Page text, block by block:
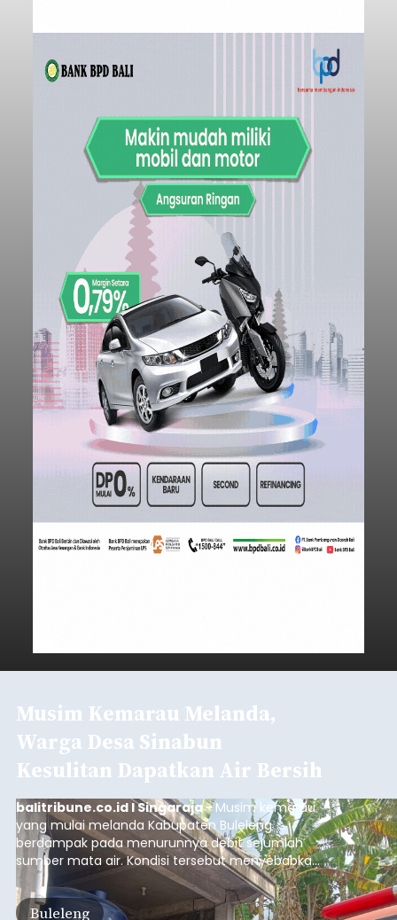
Musim Kemarau Melanda,
Warga Desa Sinabun
Kesulitan Dapatkan Air Bersih
balitribune.co.id I Singaraja -Musim kemarau
yang mulai melanda Kabupaten Buleleng
berdampak pada menurunnya debit sejumlah
sumber mata air. Kondisi tersebut menyebabkan
warga di beberapa desa mulai mengalami
kesulitan mendapatkan air bersih, terutama
untuk memenuhi kebutuhan mandi, cuci, dan
Buleleng